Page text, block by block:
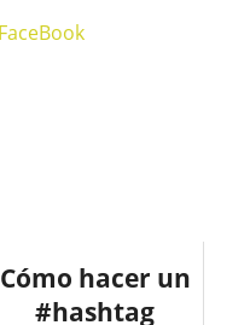
Cómo hacer un
#hashtag